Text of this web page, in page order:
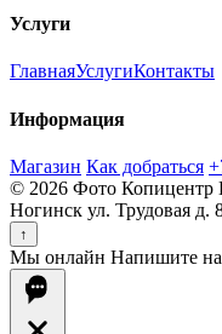
Услуги
ГлавнаяУслугиКонтакты
Информация
Магазин Как добраться
© 2026 Фото Копицентр
Ногинск ул. Трудовая д.
↑
Мы онлайн Напишите